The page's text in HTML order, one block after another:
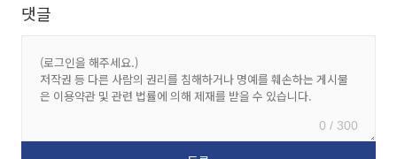
댓글
0 / 300